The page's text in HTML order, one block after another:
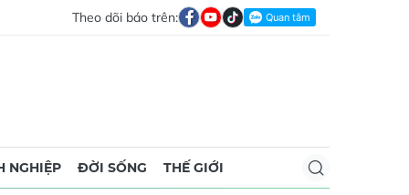
Theo dõi báo trên:
NGHIỆP ĐỜI SỐNG THẾ GIỚI